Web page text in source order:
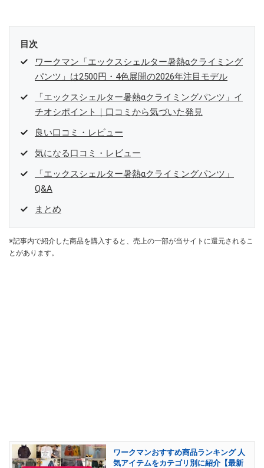
目次
ワークマン「エックスシェルター暑熱αクライミング
パンツ」は2500円・4色展開の2026年注目モデル
「エックスシェルター暑熱αクライミングパンツ」イ
チオシポイント｜口コミから気づいた発見
良い口コミ・レビュー
気になる口コミ・レビュー
「エックスシェルター暑熱αクライミングパンツ」
Q&A
まとめ
※記事内で紹介した商品を購入すると、売上の一部が当サイトに還元されるこ
とがあります。
ワークマンおすすめ商品ランキング 人
気アイテムをカテゴリ別に紹介【最新